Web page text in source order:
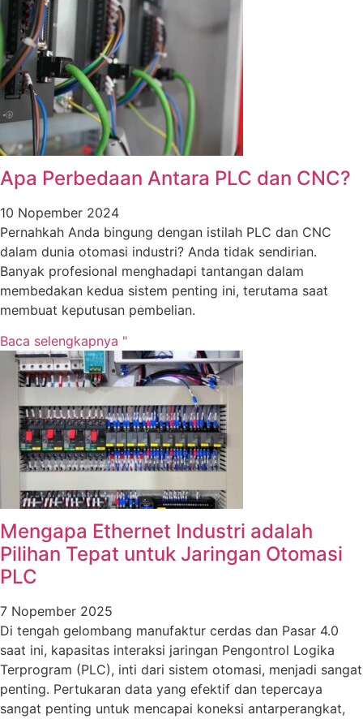
Apa Perbedaan Antara PLC dan CNC?
10 Nopember 2024
Pernahkah Anda bingung dengan istilah PLC dan CNC
dalam dunia otomasi industri? Anda tidak sendirian.
Banyak profesional menghadapi tantangan dalam
membedakan kedua sistem penting ini, terutama saat
membuat keputusan pembelian.
Baca selengkapnya "
Mengapa Ethernet Industri adalah
Pilihan Tepat untuk Jaringan Otomasi
PLC
7 Nopember 2025
Di tengah gelombang manufaktur cerdas dan Pasar 4.0
saat ini, kapasitas interaksi jaringan Pengontrol Logika
Terprogram (PLC), inti dari sistem otomasi, menjadi sangat
penting. Pertukaran data yang efektif dan tepercaya
sangat penting untuk mencapai koneksi antarperangkat,